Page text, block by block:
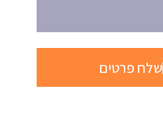
שלח פרטים